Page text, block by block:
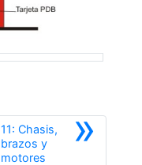
»
11: Chasis,
brazos y
motoresSiguiente